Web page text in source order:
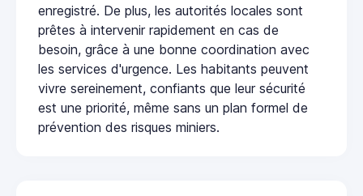
enregistré. De plus, les autorités locales sont
prêtes à intervenir rapidement en cas de
besoin, grâce à une bonne coordination avec
les services d'urgence. Les habitants peuvent
vivre sereinement, confiants que leur sécurité
est une priorité, même sans un plan formel de
prévention des risques miniers.